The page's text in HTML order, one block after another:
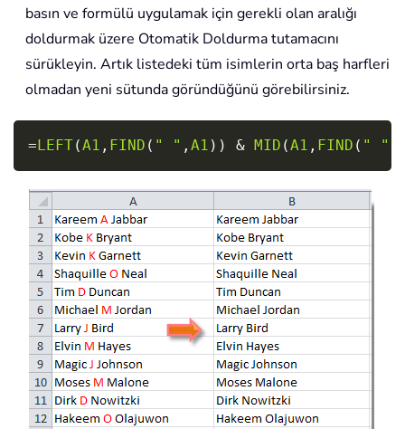
basın ve formülü uygulamak için gerekli olan aralığı
doldurmak üzere Otomatik Doldurma tutamacını
sürükleyin. Artık listedeki tüm isimlerin orta baş harfleri
olmadan yeni sütunda göründüğünü görebilirsiniz.
= LEFT(A1 , FIND ( " " , A1 ) ) & MID (A1 , FIND ( " "
Copy